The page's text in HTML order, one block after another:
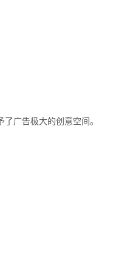
广告极大的创意空间。